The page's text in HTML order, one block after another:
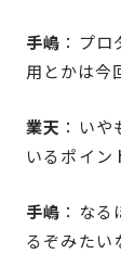
手嶋 ：プ
用とかは今
業天 ：い
いるポイン
手嶋 ：な
るぞみたい